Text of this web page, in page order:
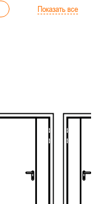
Показать все